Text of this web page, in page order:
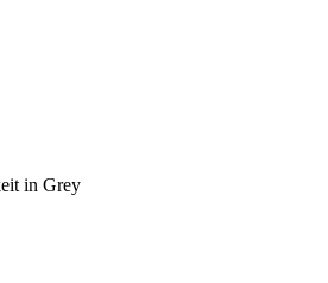
in Grey